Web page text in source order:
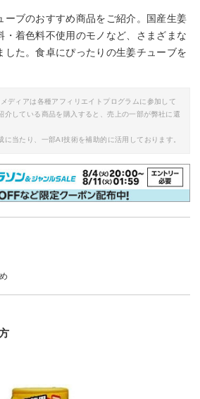
ーブのおすすめ商品をご紹介。国産生姜
・着色料不使用のモノなど、さまざまな
した。食卓にぴったりの生姜チューブを
ディアは各種アフィリエイトプログラムに参加して
介している商品を購入すると、売上の一部が弊社に還
当たり、一部AI技術を補助的に活用しております。